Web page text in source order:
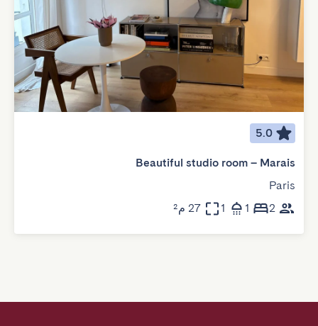
5.0
Beautiful studio room – Marais
Paris
2
1
1 27 م²